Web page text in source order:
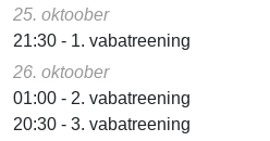
25. oktoober
21:30 - 1. vabatreening
26. oktoober
01:00 - 2. vabatreening
20:30 - 3. vabatreening